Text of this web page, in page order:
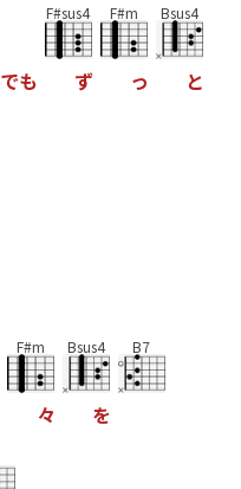
でも
F#sus4
ず
F#m
っ
Bsus4
と
F#m
々
Bsus4
を
B7